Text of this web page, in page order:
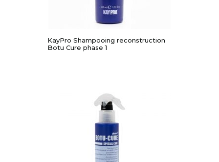
KayPro Shampooing reconstruction
Botu Cure phase 1